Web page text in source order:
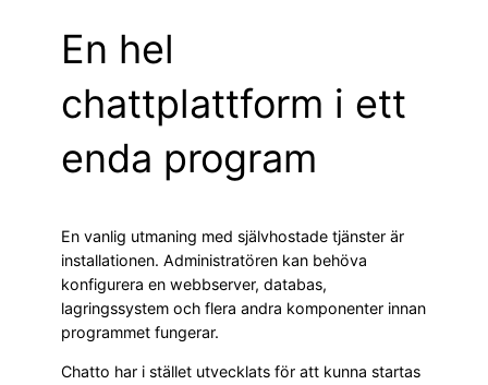
En hel
chattplattform i ett
enda program
En vanlig utmaning med självhostade tjänster är
installationen. Administratören kan behöva
konfigurera en webbserver, databas,
lagringssystem och flera andra komponenter innan
programmet fungerar.
Chatto har i stället utvecklats för att kunna startas